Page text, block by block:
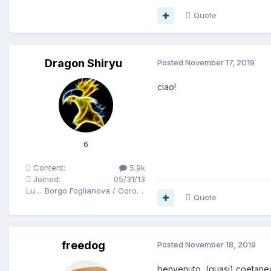
Quote
Dragon Shiryu
6
Content:
5.9k
Joined:
05/31/13
Luogo
Borgo Foglianova / Goro ho / Bari
Posted November 17, 2019
ciao!
Quote
freedog Posted November 18, 2019